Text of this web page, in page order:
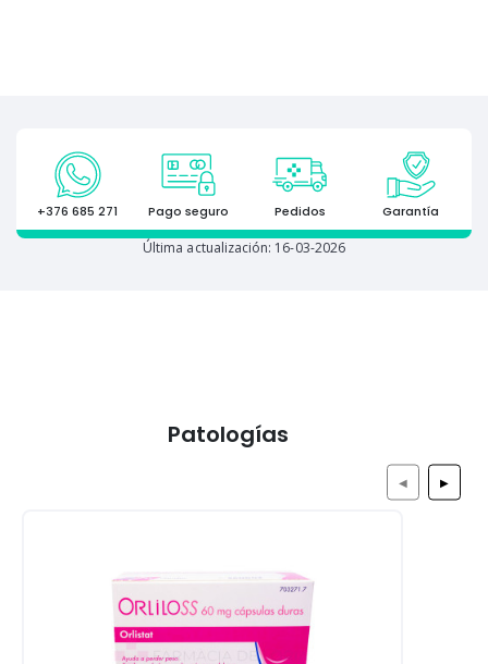
+376 685 271 Pago seguro Pedidos Garantía
Última actualización: 16-03-2026
Patologías
◀ ▶